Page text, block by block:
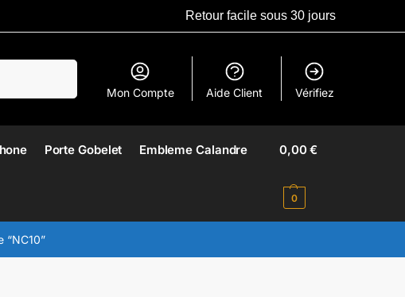
Retour facile sous 30 jours
Mon Compte Aide Client Vérifiez
Porte Gobelet Embleme Calandre​ 0,00€
0
“NC10”